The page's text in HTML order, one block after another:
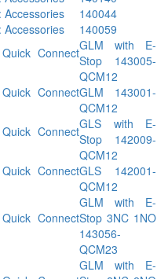
Accessories
140044
Accessories
140059
ConnectGLM with E-
Stop 143005-
QCM12
ConnectGLM 143001-
QCM12
ConnectGLS with E-
Stop 142009-
QCM12
ConnectGLS 142001-
QCM12
Connect
GLM with E-
Stop 3NC 1NO
143056-
QCM23
GLM with E-